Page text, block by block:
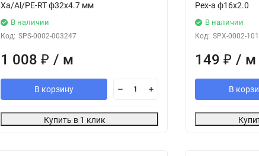
Xa/Al/PE-RT ф32х4.7 мм
В наличии
Код: SPS-0002-003247
1 008 ₽ / м
В корзину
Купить в 1 клик
Pex-a ф16х2.0
В наличии
Код: SPX-0002-
149 ₽ / м
В